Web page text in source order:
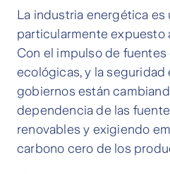
La industria energética es
particularmente expuesto
Con el impulso de fuentes
ecológicas, y la seguridad
gobiernos están
dependencia de las
renovables y exigiendo
carbono cero de los